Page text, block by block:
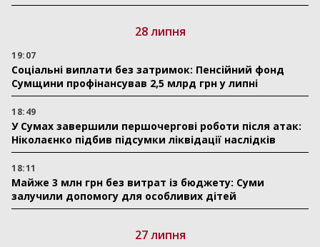
28 липня
19:07
Соціальні виплати без затримок: Пенсійний фонд
Сумщини профінансував 2,5 млрд грн у липні
18:49
У Сумах завершили першочергові роботи після атак:
Ніколаєнко підбив підсумки ліквідації наслідків
18:11
Майже 3 млн грн без витрат із бюджету: Суми
залучили допомогу для особливих дітей
27 липня